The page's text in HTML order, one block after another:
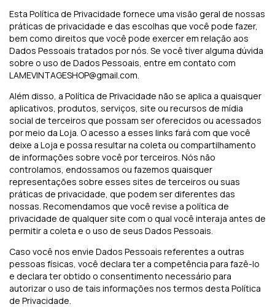
Esta Política de Privacidade fornece uma visão geral de nossas
práticas de privacidade e das escolhas que você pode fazer,
bem como direitos que você pode exercer em relação aos
Dados Pessoais tratados por nós. Se você tiver alguma dúvida
sobre o uso de Dados Pessoais, entre em contato com
LAMEVINTAGESHOP@gmail.com.
Além disso, a Política de Privacidade não se aplica a quaisquer
aplicativos, produtos, serviços, site ou recursos de mídia
social de terceiros que possam ser oferecidos ou acessados
por meio da Loja. O acesso a esses links fará com que você
deixe a Loja e possa resultar na coleta ou compartilhamento
de informações sobre você por terceiros. Nós não
controlamos, endossamos ou fazemos quaisquer
representações sobre esses sites de terceiros ou suas
práticas de privacidade, que podem ser diferentes das
nossas. Recomendamos que você revise a política de
privacidade de qualquer site com o qual você interaja antes de
permitir a coleta e o uso de seus Dados Pessoais.
Caso você nos envie Dados Pessoais referentes a outras
pessoas físicas, você declara ter a competência para fazê-lo
e declara ter obtido o consentimento necessário para
autorizar o uso de tais informações nos termos desta Política
de Privacidade.